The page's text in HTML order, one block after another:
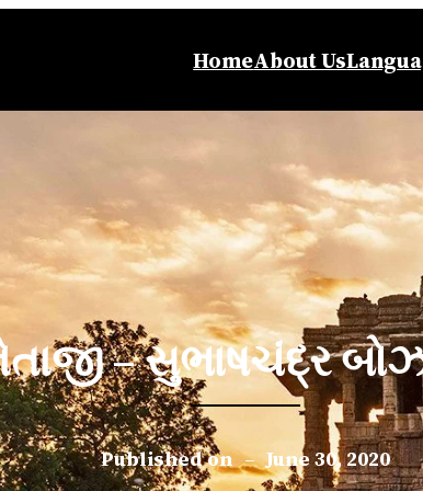
HomeAbout Us
– સુભાષચંદ્ર
Published on – June 30, 2020